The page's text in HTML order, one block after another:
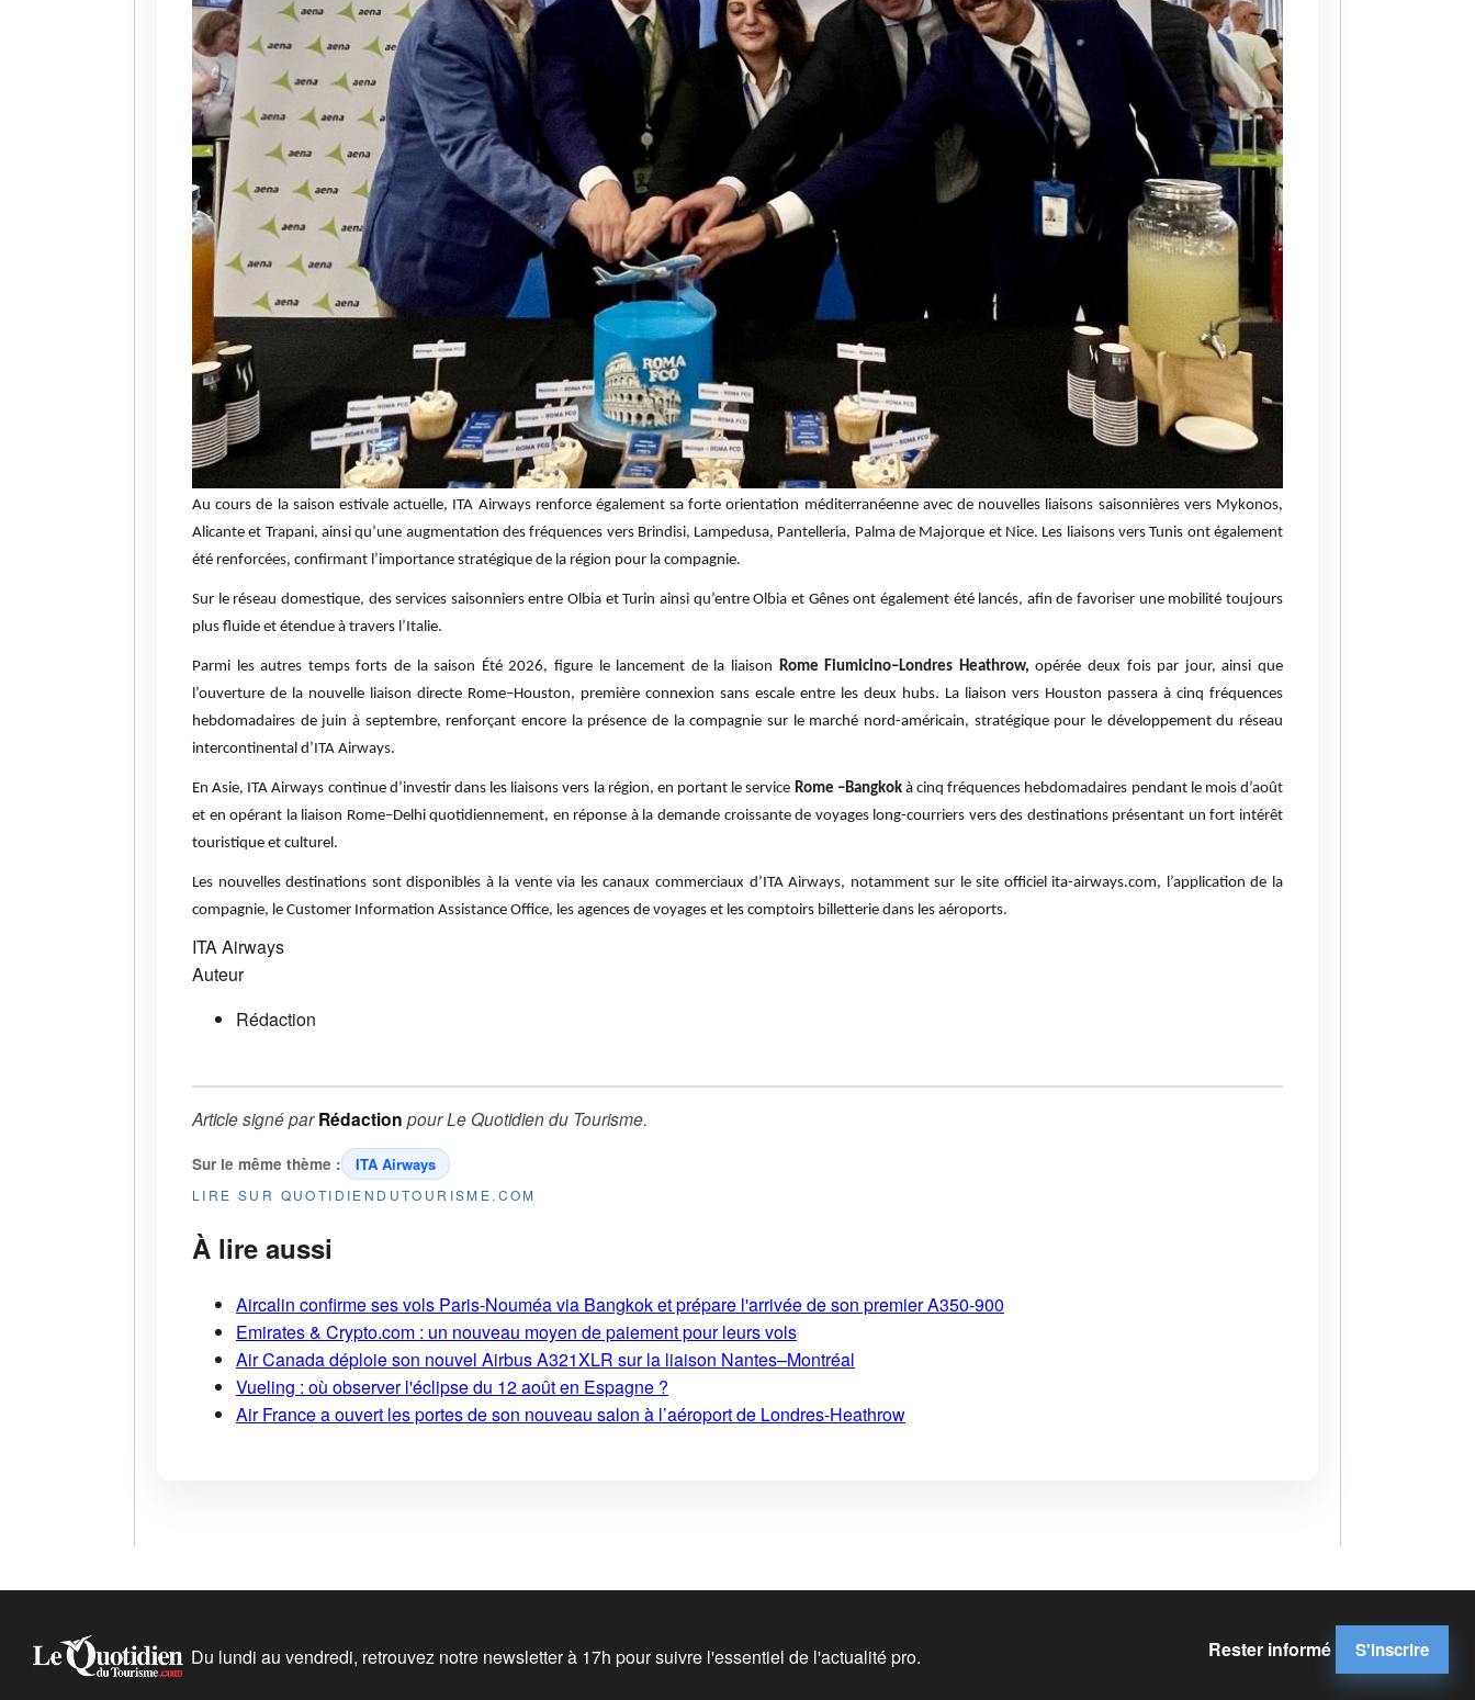
Au cours de la saison estivale actuelle, ITA Airways renforce également sa forte orientation méditerranéenne avec de nouvelles liaisons saisonnières vers Mykonos,
Alicante et Trapani, ainsi qu’une augmentation des fréquences vers Brindisi, Lampedusa, Pantelleria, Palma de Majorque et Nice. Les liaisons vers Tunis ont également
été renforcées, confirmant l’importance stratégique de la région pour la compagnie.
Sur le réseau domestique, des services saisonniers entre Olbia et Turin ainsi qu’entre Olbia et Gênes ont également été lancés, afin de favoriser une mobilité toujours
plus fluide et étendue à travers l’Italie.
Parmi les autres temps forts de la saison Été 2026, figure le lancement de la liaison Rome Fiumicino–Londres Heathrow, opérée deux fois par jour, ainsi que
l’ouverture de la nouvelle liaison directe Rome–Houston, première connexion sans escale entre les deux hubs. La liaison vers Houston passera à cinq fréquences
hebdomadaires de juin à septembre, renforçant encore la présence de la compagnie sur le marché nord-américain, stratégique pour le développement du réseau
intercontinental d’ITA Airways.
En Asie, ITA Airways continue d’investir dans les liaisons vers la région, en portant le service Rome –Bangkokà cinq fréquences hebdomadaires pendant le mois d’août
et en opérant la liaison Rome–Delhi quotidiennement, en réponse à la demande croissante de voyages long-courriers vers des destinations présentant un fort intérêt
touristique et culturel.
Les nouvelles destinations sont disponibles à la vente via les canaux commerciaux d’ITA Airways, notamment sur le site officiel ita-airways.com, l’application de la
compagnie, le Customer Information Assistance Office, les agences de voyages et les comptoirs billetterie dans les aéroports.
ITA Airways
Auteur
Rédaction
Article signé parRédaction pourLe Quotidien du Tourisme.
Sur le même thème : ITA Airways
LIRE SUR QUOTIDIENDUTOURISME.COM
À lire aussi
Aircalin confirme ses vols Paris-Nouméa via Bangkok et prépare l'arrivée de son premier A350-900
Emirates & Crypto.com : un nouveau moyen de paiement pour leurs vols
Air Canada déploie son nouvel Airbus A321XLR sur la liaison Nantes–Montréal
Vueling : où observer l'éclipse du 12 août en Espagne ?
Air France a ouvert les portes de son nouveau salon à l’aéroport de Londres-Heathrow
Du lundi au vendredi, retrouvez notre newsletter à 17h pour suivre l'essentiel de l'actualité pro. Rester informé S'inscrire